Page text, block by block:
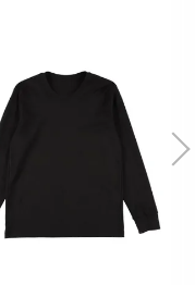
ールライク綿複合
組織をクレイジー